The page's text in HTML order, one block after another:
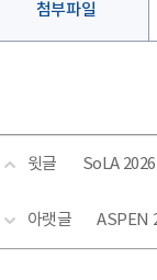
첨부파일
윗글 SoLA
아랫글 ASPEN